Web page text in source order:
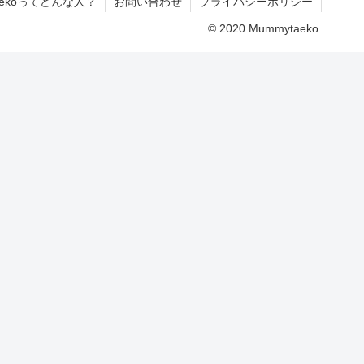
© 2020 Mummytaeko.